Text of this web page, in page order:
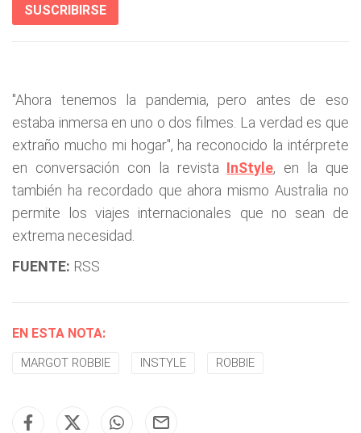
SUSCRIBIRSE
"Ahora tenemos la pandemia, pero antes de eso
estaba inmersa en uno o dos filmes. La verdad es que
extraño mucho mi hogar", ha reconocido la intérprete
en conversación con la revista InStyle, en la que
también ha recordado que ahora mismo Australia no
permite los viajes internacionales que no sean de
extrema necesidad.
FUENTE: RSS
EN ESTA NOTA:
MARGOT ROBBIE INSTYLE ROBBIE